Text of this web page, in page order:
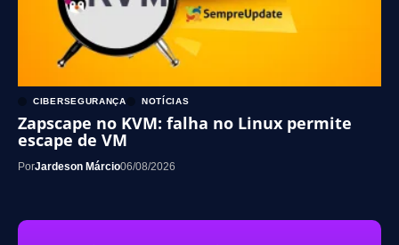
CIBERSEGURANÇA NOTÍCIAS
Zapscape no KVM: falha no Linux permite
escape de VM
PorJardeson Márcio06/08/2026